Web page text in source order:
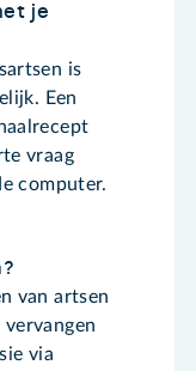
je
is
Een
vraag
computer.
van artsen
via